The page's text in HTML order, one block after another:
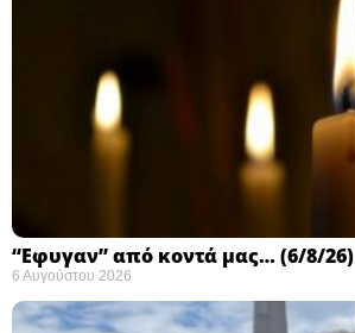
“Εφυγαν” από κοντά μας… (6/8/26)
6 Αυγούστου 2026